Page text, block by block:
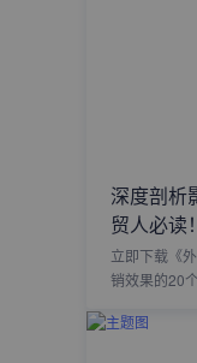
深度剖析
贸人必读！
立即下载《
销效果的20